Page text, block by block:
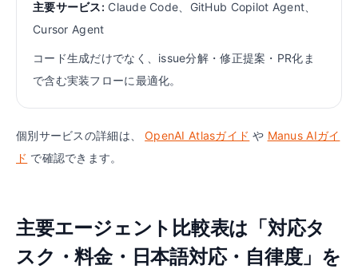
主要サービス: Claude Code、GitHub Copilot Agent、
Cursor Agent
コード生成だけでなく、issue分解・修正提案・PR化ま
で含む実装フローに最適化。
個別サービスの詳細は、 OpenAI Atlasガイド や Manus AIガイ
ド で確認できます。
主要エージェント比較表は「対応タ
スク・料金・日本語対応・自律度」を